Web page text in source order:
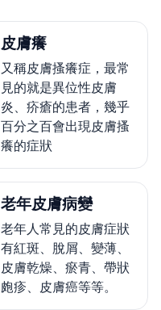
皮膚癢
又稱皮膚搔癢症，最常
見的就是異位性皮膚
炎、疥瘡的患者，幾乎
百分之百會出現皮膚搔
癢的症狀
老年皮膚病變
老年人常見的皮膚症狀
有紅斑、脫屑、變薄、
皮膚乾燥、瘀青、帶狀
皰疹、皮膚癌等等。